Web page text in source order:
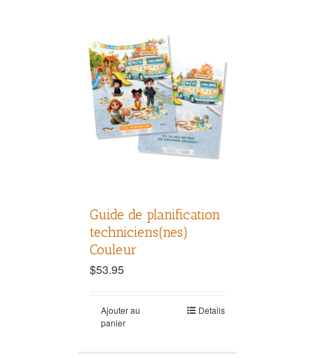
Guide de planification
techniciens(nes)
Couleur
$53.95
Ajouter au
panier
Details